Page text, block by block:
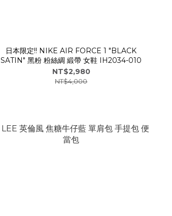
日本限定!! NIKE AIR FORCE 1 "BLACK
SATIN" 黑粉 粉絲綢 緞帶 女鞋 IH2034-010
NT$2,980
NT$4,000